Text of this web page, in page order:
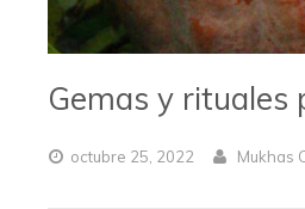
Gemas y rituales
octubre 25, 2022 Mukhas